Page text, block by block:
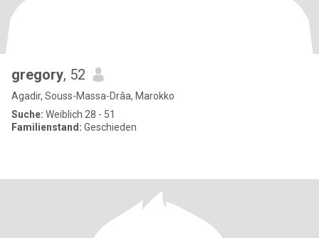
gregory, 52
Agadir, Souss-Massa-Drâa, Marokko
Suche: Weiblich 28 - 51
Familienstand: Geschieden